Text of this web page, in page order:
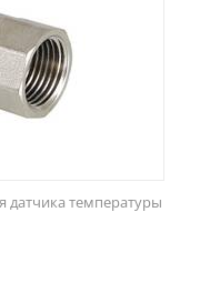
датчика температуры